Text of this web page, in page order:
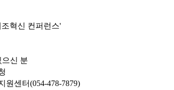
혁신 컨퍼런스'
신 분
원센터(054-478-7879)